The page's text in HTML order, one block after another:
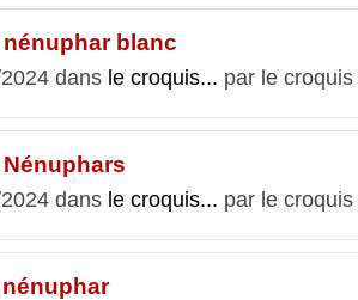
blanc
dans le croquis... par le
dans le croquis... par le
nénuphar